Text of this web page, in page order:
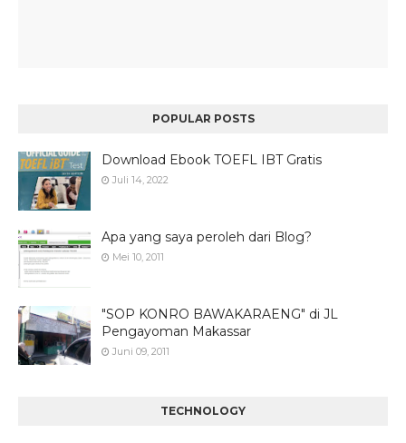
POPULAR POSTS
Download Ebook TOEFL IBT Gratis
Juli 14, 2022
Apa yang saya peroleh dari Blog?
Mei 10, 2011
"SOP KONRO BAWAKARAENG" di JL
Pengayoman Makassar
Juni 09, 2011
TECHNOLOGY